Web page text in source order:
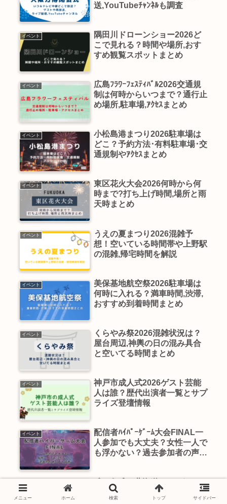
送,YouTubeﾁｬﾝﾈﾙも調査
イベント
隅田川ドローンショー2026ど
こで見れる？時間や場所,おす
すめ観覧スポットまとめ
イベント
広島ﾌﾗﾜｰﾌｪｽﾃｨﾊﾞﾙ2026交通規
制は何時からいつまで？通行止
め場所,駐車場,ｱｸｾｽまとめ
イベント
小松島港まつり2026駐車場は
どこ？予約方法･有料駐車場･交
通規制やｱｸｾｽまとめ
イベント
東区花火大会2026何時から何
時まで?打ち上げ時間,場所と雨
天時まとめ
イベント
うえの夏まつり2026混雑予
想！空いている時間帯や上野駅
の混雑,帰宅時間を解説
イベント
美保基地航空祭2026駐車場は
何時に入れる？満車時間,渋滞,
おすすめ到着時間まとめ
イベント
くらやみ祭2026混雑状況は？
屋台周辺,神輿の日の混み具合
と空いてる時間まとめ
イベント
神戸市成人式2026ゲスト芸能
人は誰？歴代出演者一覧とサプ
ライズ登壇情報
イベント
配信者ﾊｲﾊﾟｰｹﾞｰﾑ大会FINAL一
人参加でも大丈夫？女性一人で
も浮かない？過去参加者の声を
イベント
ﾌﾞﾙｰｲﾝﾊﾟﾙｽ北海道2026どこで
見れる？上富良野駐屯地の飛行
メニュー ホーム 検索 トップ サイドバー